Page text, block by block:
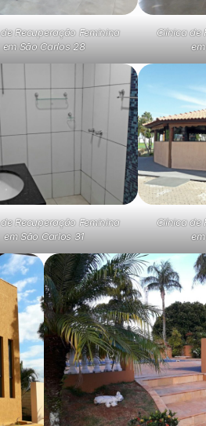
Recuperação Feminina
em São Carlos 28
Clínica de
Recuperação Feminina
em São Carlos 31
Clínica de